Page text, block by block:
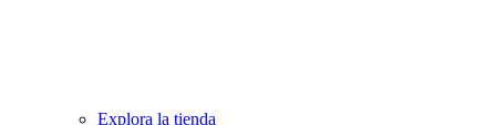
Explora la tienda